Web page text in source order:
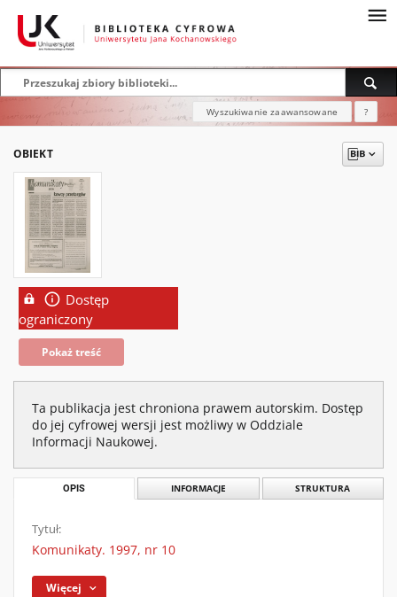
Wyszukiwanie zaawansowane ?
OBIEKT
Dostęp
ograniczony
Pokaż treść
Ta publikacja jest chroniona prawem autorskim. Dostęp
do jej cyfrowej wersji jest możliwy w Oddziale
Informacji Naukowej.
OPIS INFORMACJE STRUKTURA
Tytuł:
Komunikaty. 1997, nr 10
Więcej